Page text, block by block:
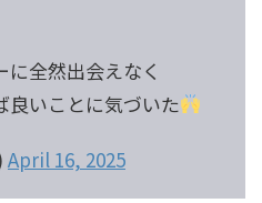
に全然出会えなく
良いことに気づいた
April 16, 2025